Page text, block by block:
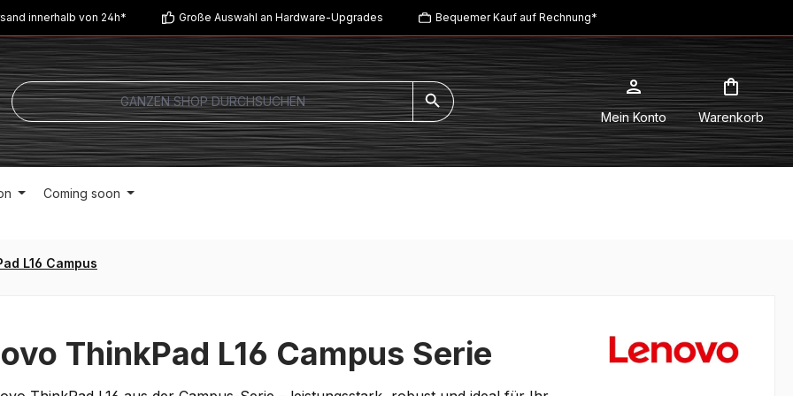
innerhalb von 24h* Große Auswahl an Hardware-Upgrades Bequemer Kauf auf Rechnung*
Mein Konto Warenkorb
Coming soon
L16 Campus
ThinkPad L16 Campus Serie